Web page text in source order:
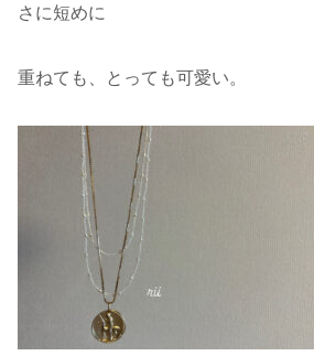
さに短めに
重ねても、とっても可愛い。